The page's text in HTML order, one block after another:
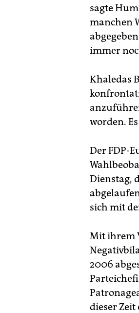
sagte
manchen
immer
Khaledas
worden.
Der FDP-
Dienstag,
sich mit
Mit ihrem
2006
dieser